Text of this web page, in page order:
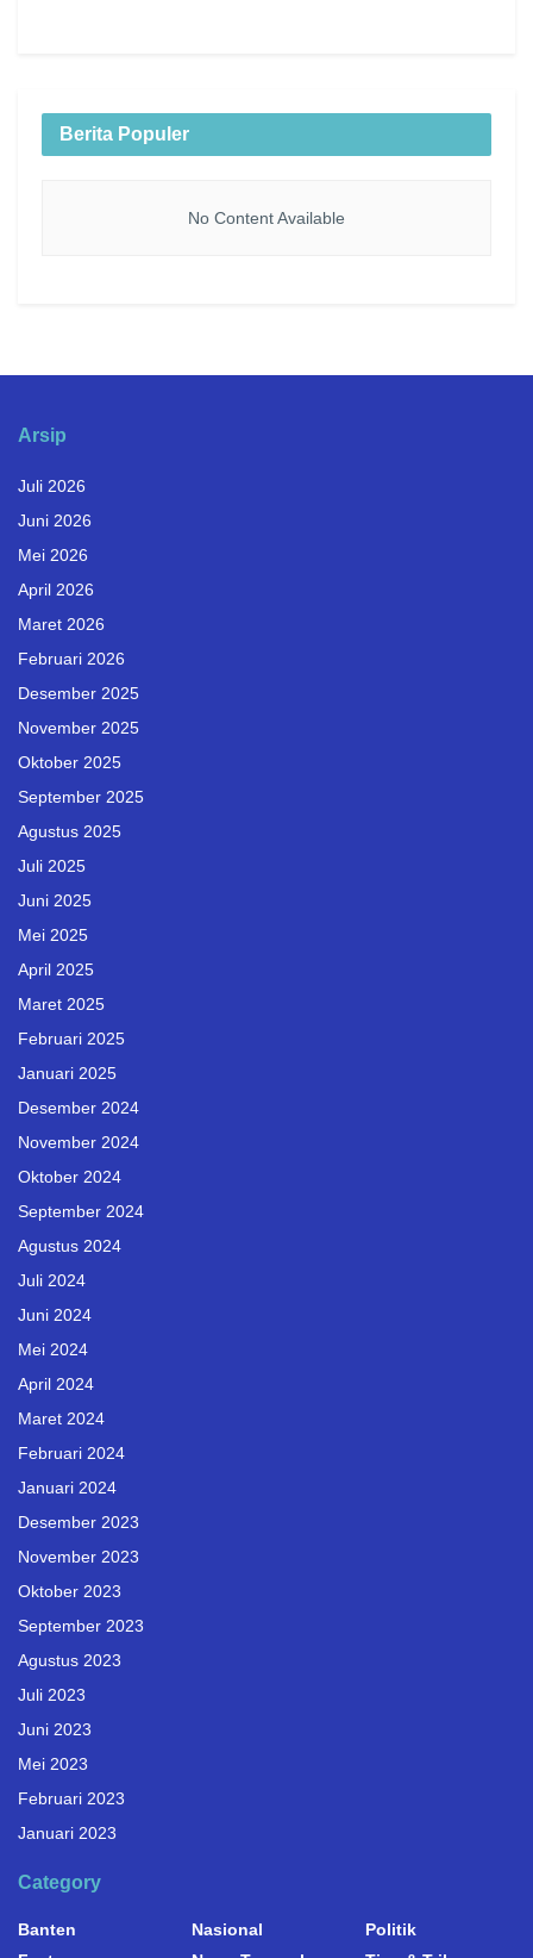
Berita Populer
No Content Available
Arsip
Juli 2026
Juni 2026
Mei 2026
April 2026
Maret 2026
Februari 2026
Desember 2025
November 2025
Oktober 2025
September 2025
Agustus 2025
Juli 2025
Juni 2025
Mei 2025
April 2025
Maret 2025
Februari 2025
Januari 2025
Desember 2024
November 2024
Oktober 2024
September 2024
Agustus 2024
Juli 2024
Juni 2024
Mei 2024
April 2024
Maret 2024
Februari 2024
Januari 2024
Desember 2023
November 2023
Oktober 2023
September 2023
Agustus 2023
Juli 2023
Juni 2023
Mei 2023
Februari 2023
Januari 2023
Category
Banten
Nasional
Politik